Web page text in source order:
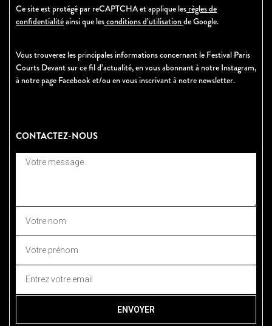
Ce site est protégé par reCAPTCHA et applique les règles de
confidentialitéainsi que lesconditions d’utilisationde Google.
Vous trouverez les principales informations concernant le Festival Paris
Courts Devant sur ce fil d’actualité, en vous abonnant à notre Instagram,
à notre page Facebook et/ou en vous inscrivant à notre newsletter.
CONTACTEZ-NOUS
ENVOYER